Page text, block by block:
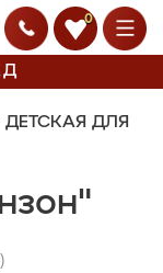
0
ДЕТСКАЯ ДЛЯ